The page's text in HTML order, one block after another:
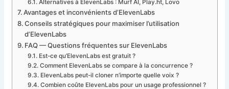
Alternatives à ElevenLabs : Murf AI, Play.ht, Lovo
Avantages et inconvénients d’ElevenLabs
Conseils stratégiques pour maximiser l’utilisation
d’ElevenLabs
FAQ — Questions fréquentes sur ElevenLabs
Est-ce qu’ElevenLabs est gratuit ?
Comment ElevenLabs se compare à la concurrence ?
ElevenLabs peut-il cloner n’importe quelle voix ?
Combien coûte ElevenLabs pour un usage professionnel ?